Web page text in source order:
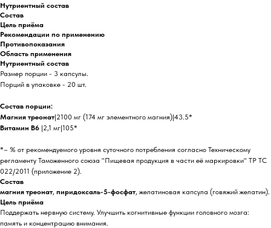
Нутриентный состав
Состав
Цель приёма
Рекомендации по применению
Противопоказания
Область применения
Нутриентный состав
Размер порции - 3 капсулы.
Порций в упаковке - 20 шт.
Состав порции:
Магния треонат|2100 мг (174 мг элементного магния)|43.5*
Витамин В6 |2,1 мг|105*
*– % от рекомендуемого уровня суточного потребления согласно Техническому
регламенту Таможенного союза "Пищевая продукция в части её маркировки" ТР ТС
022/2011 (приложение 2).
Состав
магния треонат, пиридоксаль-5-фосфат, желатиновая капсула (говяжий желатин).
Цель приёма
Поддержать нервную систему. Улучшить когнитивные функции головного мозга:
память и концентрацию внимания.